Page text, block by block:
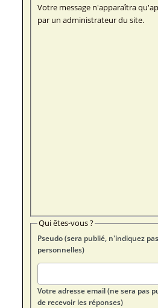
Votre message n'apparaîtra
par un administrateur du site.
Qui êtes-vous ?
Pseudo (sera publié, n'indiquez
personnelles)
Votre adresse email (ne sera pas
de recevoir les réponses)